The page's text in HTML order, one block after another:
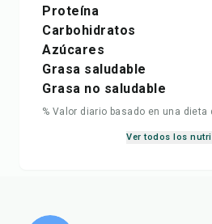
Proteína
Carbohidratos
Azúcares
Grasa saludable
Grasa no saludable
% Valor diario basado en una
Ver todos los